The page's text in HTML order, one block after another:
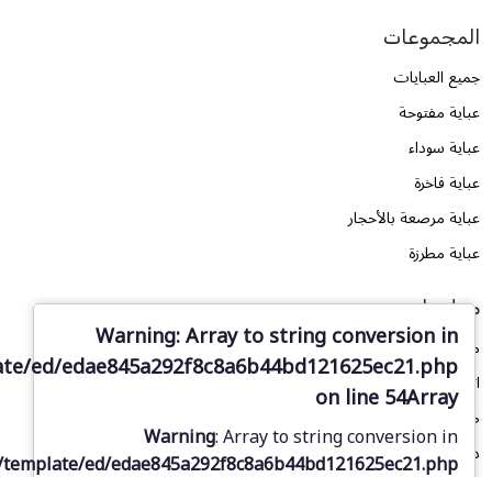
معلومات
من نحن
اتصل بنا
طلب تصميم
دليل المقاسات
المجموعات
جميع العبايات
عباية مفتوحة
عباية سوداء
عباية فاخرة
عباية مرصعة بالأحجار
عباية مطرزة
Warning: Array to string conversion in
edae845a292f8c8a6b44bd121625ec21.php
on line54Array
Warning: Array to string conversion in
ed/edae845a292f8c8a6b44bd121625ec21.php